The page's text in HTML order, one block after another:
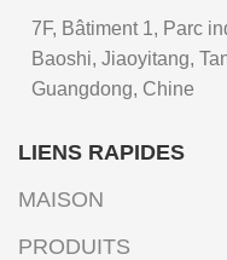
7F, Bâtiment 1, Parc
Baoshi, Jiaoyitang,
Guangdong, Chine
LIENS RAPIDES
MAISON
PRODUITS